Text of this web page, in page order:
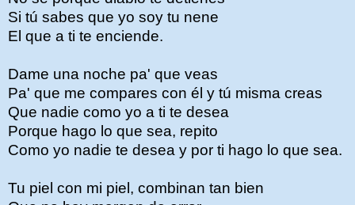
Si tú sabes que yo soy tu nene
El que a ti te enciende.
Dame una noche pa' que veas
Pa' que me compares con él y tú misma creas
Que nadie como yo a ti te desea
Porque hago lo que sea, repito
Como yo nadie te desea y por ti hago lo que sea.
Tu piel con mi piel, combinan tan bien